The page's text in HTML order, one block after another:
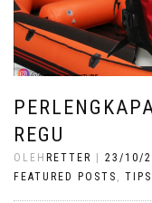
REGU
OLEH RETTER | 23/10/
FEATURED POSTS